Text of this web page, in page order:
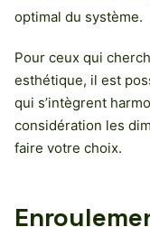
optimal du système.
Pour ceux qui
esthétique, il est
qui s’intègrent
considération les
faire votre choix.